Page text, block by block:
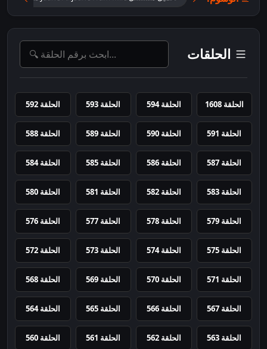
الحلقات
الحلقة 1608 الحلقة 594 الحلقة 593 الحلقة 592
الحلقة 591 الحلقة 590 الحلقة 589 الحلقة 588
الحلقة 587 الحلقة 586 الحلقة 585 الحلقة 584
الحلقة 583 الحلقة 582 الحلقة 581 الحلقة 580
الحلقة 579 الحلقة 578 الحلقة 577 الحلقة 576
الحلقة 575 الحلقة 574 الحلقة 573 الحلقة 572
الحلقة 571 الحلقة 570 الحلقة 569 الحلقة 568
الحلقة 567 الحلقة 566 الحلقة 565 الحلقة 564
الحلقة 563 الحلقة 562 الحلقة 561 الحلقة 560